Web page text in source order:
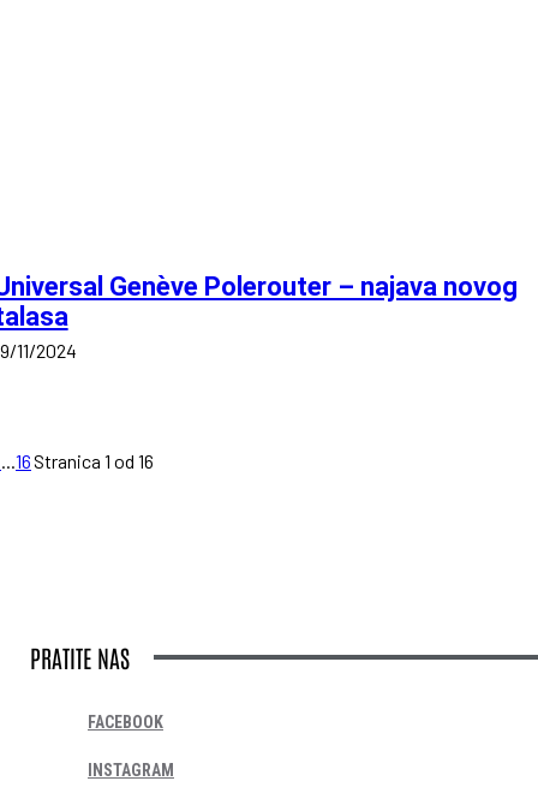
Genève Polerouter – najava novog
11/2024
...16Stranica 1 od 16
PRATITE NAS
FACEBOOK
INSTAGRAM